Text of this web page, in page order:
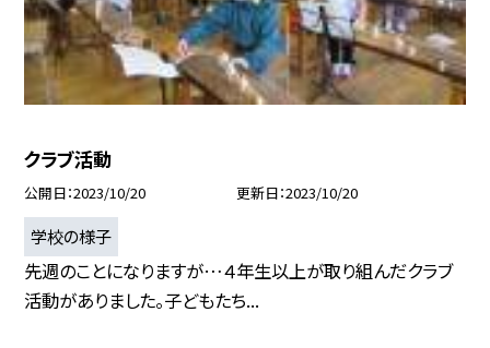
クラブ活動
公開日 2023/10/20 更新日 2023/10/20
学校の様子
先週のことになりますが…４年生以上が取り組んだクラブ
活動がありました。子どもたち...